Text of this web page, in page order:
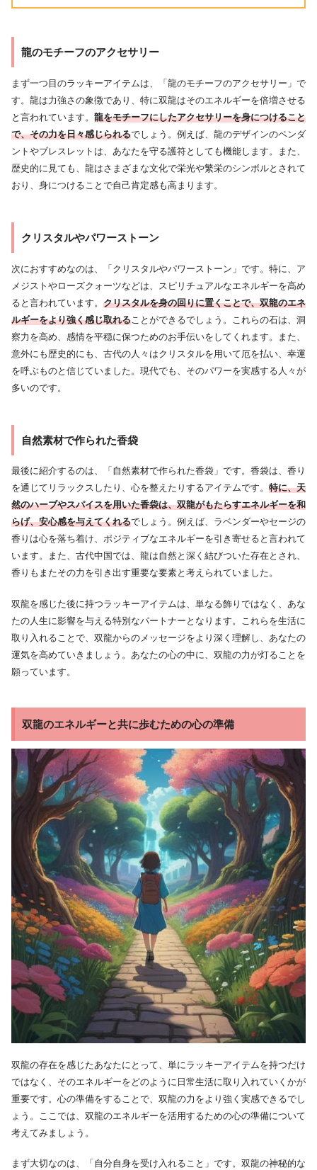
龍のモチーフのアクセサリー
まず一つ目のラッキーアイテムは、「龍のモチーフのアクセサリー」で
す。龍は力強さの象徴であり、特に双龍はそのエネルギーを倍増させる
と言われています。 龍をモチーフにしたアクセサリーを身につけること
で、その力を日々感じられるでしょう。例えば、龍のデザインのペンダ
ントやブレスレットは、あなたを守る護符としても機能します。また、
歴史的に見ても、龍はさまざまな文化で栄光や繁栄のシンボルとされて
おり、身につけることで自己肯定感も高まります。
クリスタルやパワーストーン
次におすすめなのは、「クリスタルやパワーストーン」です。特に、ア
メジストやローズクォーツなどは、スピリチュアルなエネルギーを高め
ると言われています。 クリスタルを身の回りに置くことで、双龍のエネ
ルギーをより強く感じ取れる ことができるでしょう。これらの石は、洞
察力を高め、感情を平穏に保つためのお手伝いをしてくれます。また、
意外にも歴史的にも、古代の人々はクリスタルを用いて厄を払い、幸運
を呼ぶものと信じていました。現代でも、そのパワーを実感する人々が
多いのです。
自然素材で作られた香袋
最後に紹介するのは、「自然素材で作られた香袋」です。香袋は、香り
を通じてリラックスしたり、心を整えたりするアイテムです。 特に、天
然のハーブやスパイスを用いた香袋は、双龍がもたらすエネルギーを和
らげ、安心感を与えてくれるでしょう。例えば、ラベンダーやセージの
香りは心を落ち着け、ポジティブなエネルギーを引き寄せると言われて
います。また、古代中国では、龍は自然と深く結びついた存在とされ、
香りもまたその力を引き出す重要な要素と考えられていました。
双龍を感じた後に持つラッキーアイテムは、単なる飾りではなく、あな
たの人生に影響を与える特別なパートナーとなります。これらを生活に
取り入れることで、双龍からのメッセージをより深く理解し、あなたの
運気を高めていきましょう。あなたの心の中に、双龍の力が灯ることを
願っています。
双龍のエネルギーと共に歩むための心の準備
双龍の存在を感じたあなたにとって、単にラッキーアイテムを持つだけ
ではなく、そのエネルギーをどのように日常生活に取り入れていくかが
重要です。心の準備をすることで、双龍の力をより強く実感できるでし
ょう。ここでは、双龍のエネルギーを活用するための心の準備について
考えてみましょう。
まず大切なのは、「自分自身を受け入れること」です。双龍の神秘的な